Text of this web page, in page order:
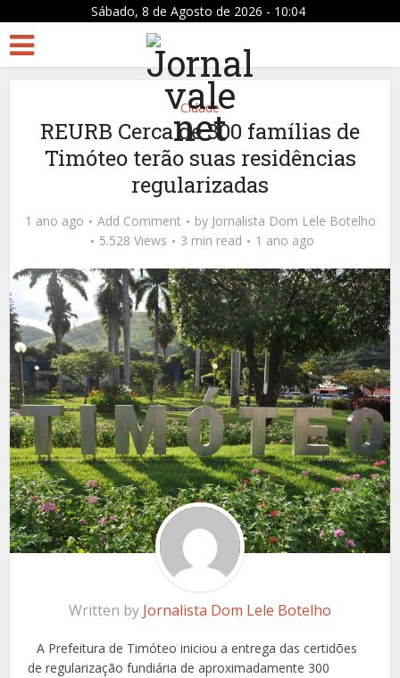
Sábado, 8 de Agosto de 2026 - 10:04
Cidade
REURB Cerca de 300 famílias de
Timóteo terão suas residências
regularizadas
1 ano ago Add Comment by Jornalista Dom Lele Botelho
5.528 Views
3 min read 1 ano ago
Written by Jornalista Dom Lele Botelho
A Prefeitura de Timóteo iniciou a entrega das certidões
de regularização fundiária de aproximadamente 300